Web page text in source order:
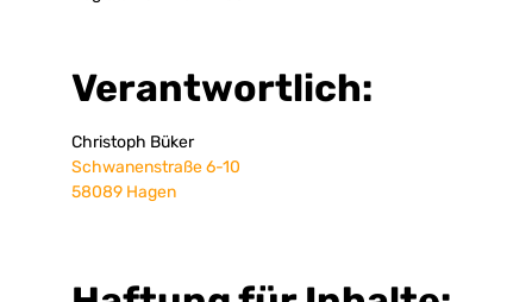
Verantwortlich:
Christoph Büker
Schwanenstraße 6-10
58089 Hagen